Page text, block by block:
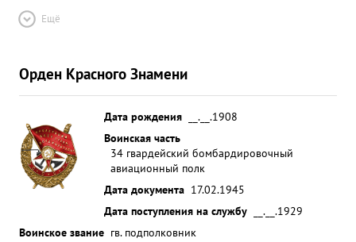
Ещё
Орден Красного Знамени
Дата рождения
__.__.1908
Воинская часть
34 гвардейский бомбардировочный
авиационный полк
Дата документа 17.02.1945
Дата поступления на службу
__.__.1929
Воинское звание гв. подполковник